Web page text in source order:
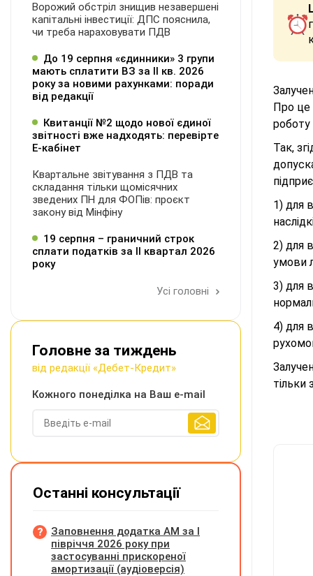
Про це
роботу
Так,
1) для
2) для
умови
3) для
4) для
тільки
Ворожий обстріл знищив незавершені
капітальні інвестиції: ДПС пояснила,
чи треба нараховувати ПДВ
До 19 серпня «єдинники» 3 групи
мають сплатити ВЗ за ІІ кв. 2026
року за новими рахунками: поради
від редакції
Квитанції №2 щодо нової єдиної
звітності вже надходять: перевірте
Е-кабінет
Квартальне звітування з ПДВ та
складання тільки щомісячних
зведених ПН для ФОПів: проєкт
закону від Мінфіну
19 серпня – граничний строк
сплати податків за ІI квартал 2026
року
Усі головні
Головне за тиждень
від редакції «Дебет-Кредит»
Кожного понеділка на Ваш e-mail
Останні консультації
Заповнення додатка АМ за І
півріччя 2026 року при
застосуванні прискореної
амортизації (аудіоверсія)